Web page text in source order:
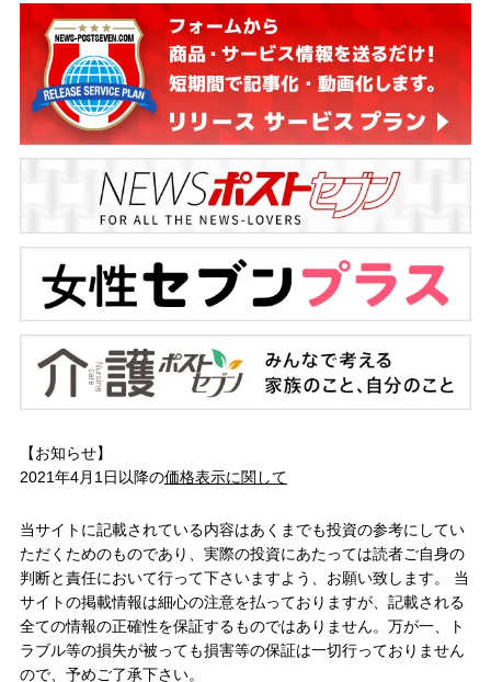
【お知らせ】
2021年4月1日以降の価格表示に関して
当サイトに記載されている内容はあくまでも投資の参考にしてい
ただくためのものであり、実際の投資にあたっては読者ご自身の
判断と責任において行って下さいますよう、お願い致します。 当
サイトの掲載情報は細心の注意を払っておりますが、記載される
全ての情報の正確性を保証するものではありません。万が一、ト
ラブル等の損失が被っても損害等の保証は一切行っておりません
ので、予めご了承下さい。